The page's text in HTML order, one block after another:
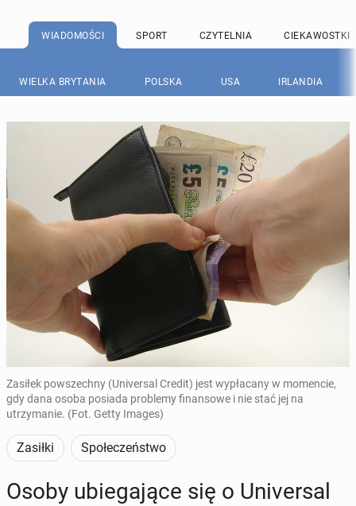
WIADOMOŚCI SPORT CZYTELNIA CIEKAWOSTKI
WIELKA BRYTANIA POLSKA USA IRLANDIA
Zasiłek powszechny (Universal Credit) jest wypłacany w momencie,
gdy dana osoba posiada problemy finansowe i nie stać jej na
utrzymanie. (Fot. Getty Images)
Zasiłki Społeczeństwo
Osoby ubie­ga­ją­ce się o Uni­ver­sal